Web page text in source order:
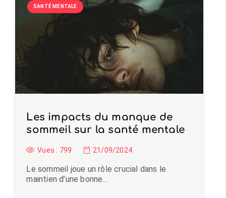
SANTÉ MENTALE
Les impacts du manque de
sommeil sur la santé mentale
Vues : 799 21/09/2024
Le sommeil joue un rôle crucial dans le
maintien d’une bonne…